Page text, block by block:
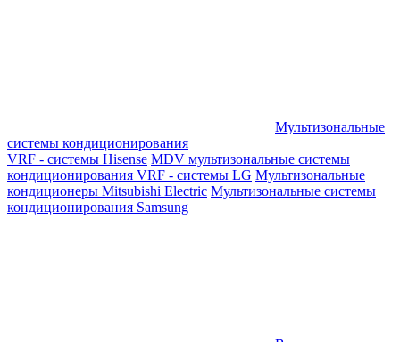
Мультизональные
системы кондиционирования
VRF - системы Hisense MDV мультизональные системы
кондиционирования VRF - системы LG Мультизональные
кондиционеры Mitsubishi Electric Мультизональные системы
кондиционирования Samsung